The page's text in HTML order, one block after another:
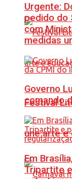
Festival
une arte e
Urgente:
pedido do
com
medidas
Governo
comando
Em
Tripartite